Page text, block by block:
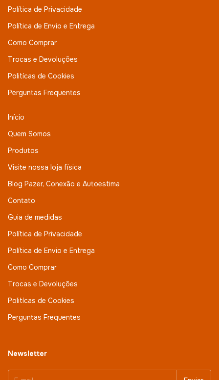
Política de Privacidade
Política de Envio e Entrega
Como Comprar
Trocas e Devoluções
Politícas de Cookies
Perguntas Frequentes
Início
Quem Somos
Produtos
Visite nossa loja física
Blog Pazer, Conexão e Autoestima
Contato
Guia de medidas
Política de Privacidade
Política de Envio e Entrega
Como Comprar
Trocas e Devoluções
Politícas de Cookies
Perguntas Frequentes
Newsletter